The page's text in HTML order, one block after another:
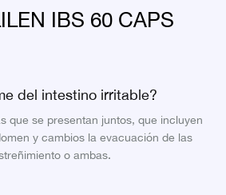
IBS 60 CAPS
del intestino irritable?
que se presentan juntos, que incluyen
y cambios la evacuación de las
o ambas.